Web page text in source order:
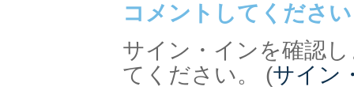
コメントしてください
サイン・インを確認
てください。 (サイン